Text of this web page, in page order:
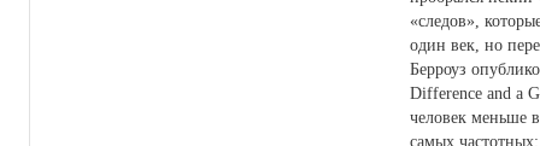
«следов»,
один век, но
Берроуз
Difference and a
человек меньше
самых